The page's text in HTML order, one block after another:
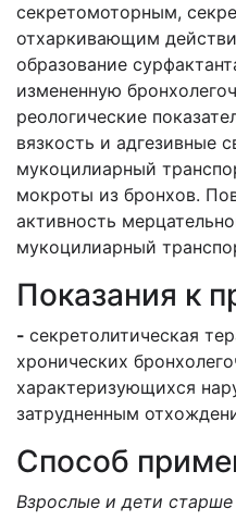
секретомоторным,
отхаркивающим
образование
измененную
реологические
вязкость и адгезивные
мукоцилиарный
мокроты из бронхов.
активность
мукоцилиарный
Показания к
- секретолитическая
хронических
характеризующихся
затрудненным
Способ
Взрослые и дети старше